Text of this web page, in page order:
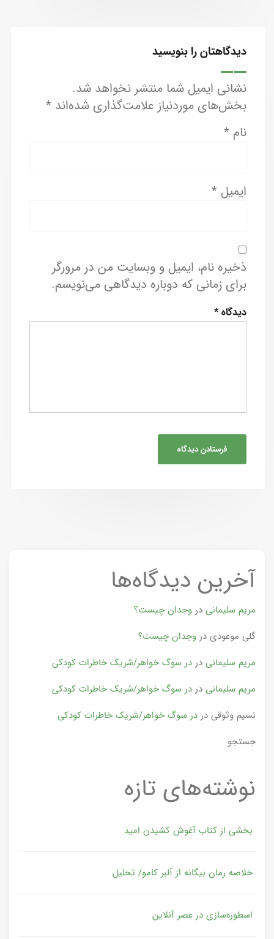
دیدگاهتان را بنویسید
نشانی ایمیل شما منتشر نخواهد شد.
بخش‌های موردنیاز علامت‌گذاری شده‌اند *
نام *
ایمیل *
ذخیره نام، ایمیل و وبسایت من در مرورگر
برای زمانی که دوباره دیدگاهی می‌نویسم.
دیدگاه*
آخرین دیدگاه‌ها
مریم سلیمانی در وجدان چیست؟
گلی موعودی در وجدان چیست؟
مریم سلیمانی در در سوگ خواهر/شریک خاطرات کودکی
مریم سلیمانی در در سوگ خواهر/شریک خاطرات کودکی
نسیم وثوقی در در سوگ خواهر/شریک خاطرات کودکی
جستجو
نوشته‌های تازه
بخشی از کتاب آغوش کشیدن امید
خلاصه رمان بیگانه از آلبر کامو/ تحلیل
اسطوره‌سازی در عصر آنلاین